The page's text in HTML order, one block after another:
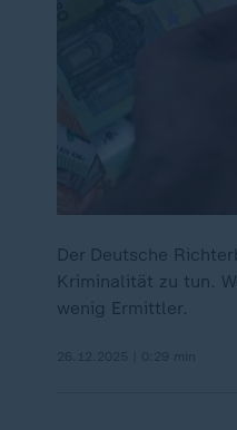
Der Deutsche
Kriminalität zu tun.
wenig Ermittler.